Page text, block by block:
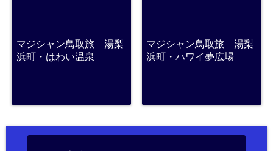
マジシャン鳥取旅 湯梨
浜町・はわい温泉
マジシャン鳥取旅 湯梨
浜町・ハワイ夢広場